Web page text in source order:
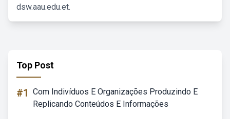
dsw.aau.edu.et.
Top Post
#1 Com Indivíduos E Organizações Produzindo E
Replicando Conteúdos E Informações